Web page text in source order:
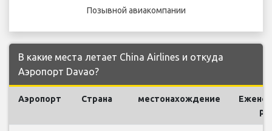
Позывной авиакомпании
В какие места летает China Airlines и откуда
Аэропорт Davao?
Аэропорт Страна местонахождение